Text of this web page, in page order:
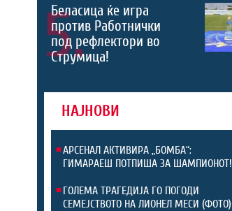
5.
Беласица ќе игра
против Работнички
под рефлектори во
Струмица!
НАЈНОВИ
АРСЕНАЛ АКТИВИРА „БОМБА“:
ГИМАРАЕШ ПОТПИША ЗА ШАМПИОНОТ!
ГОЛЕМА ТРАГЕДИЈА ГО ПОГОДИ
СЕМЕЈСТВОТО НА ЛИОНЕЛ МЕСИ (ФОТО)